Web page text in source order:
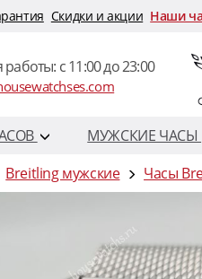
Скидки и акции Наши
c 11:00 до 23:00
МУЖСКИЕ ЧАСЫ
Breitling мужские Часы